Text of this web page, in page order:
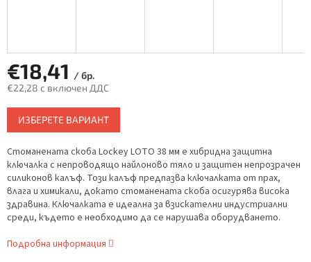
€18,41 / бр.
€22,28 с включен ДДС
Измерване
цената:
ИЗБЕРЕТЕ ВАРИАНТ
Стоманената скоба Lockey LOTO 38 мм е хибридна защитна
ключалка с непроводящо найлоново тяло и защитен непрозрачен
силиконов калъф. Този калъф предпазва ключалката от прах,
влага и химикали, докато стоманената скоба осигурява висока
здравина. Ключалката е идеална за взискателни индустриални
среди, където е необходимо да се нарушава оборудването.
Подробна информация